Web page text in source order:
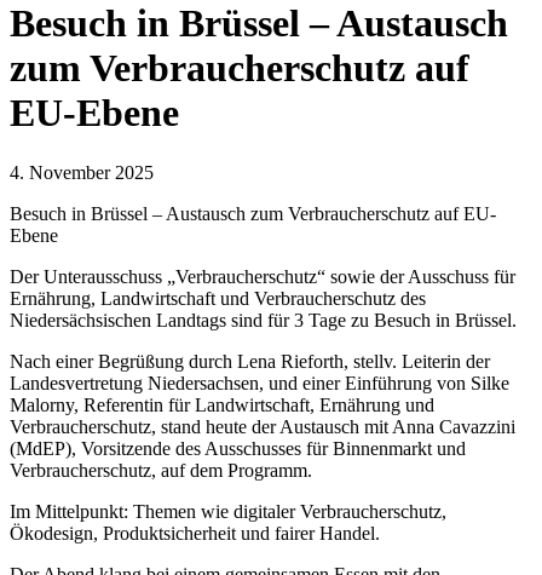
Besuch in Brüssel – Austausch
zum Verbraucherschutz auf
EU-Ebene
4. November 2025
Besuch in Brüssel – Austausch zum Verbraucherschutz auf EU-
Ebene
Der Unterausschuss „Verbraucherschutz“ sowie der Ausschuss für
Ernährung, Landwirtschaft und Verbraucherschutz des
Niedersächsischen Landtags sind für 3 Tage zu Besuch in Brüssel.
Nach einer Begrüßung durch Lena Rieforth, stellv. Leiterin der
Landesvertretung Niedersachsen, und einer Einführung von Silke
Malorny, Referentin für Landwirtschaft, Ernährung und
Verbraucherschutz, stand heute der Austausch mit Anna Cavazzini
(MdEP), Vorsitzende des Ausschusses für Binnenmarkt und
Verbraucherschutz, auf dem Programm.
Im Mittelpunkt: Themen wie digitaler Verbraucherschutz,
Ökodesign, Produktsicherheit und fairer Handel.